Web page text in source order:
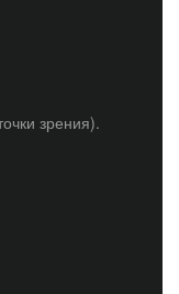
зрения).